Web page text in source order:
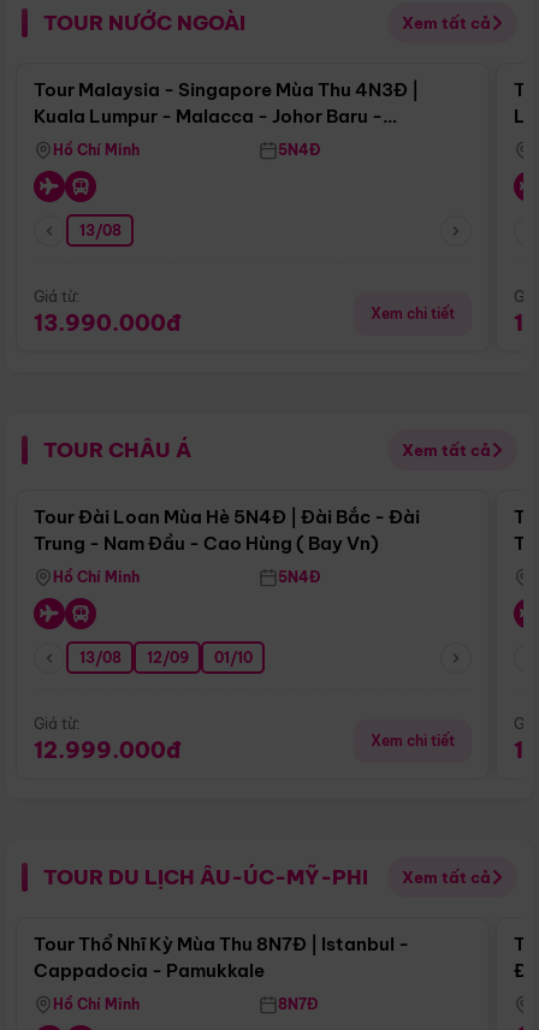
TOUR NƯỚC NGOÀI Xem tất cả
Điểm nổi bật
Tour Malaysia - Singapore Mùa Thu 4N3Đ |
Kuala Lumpur - Malacca - Johor Baru -
Singapore
Hồ Chí Minh 5N4Đ
13/08
Giá từ:
13.990.000đ Xem chi tiết
TOUR CHÂU Á Xem tất cả
Điểm nổi bật
Tour Đài Loan Mùa Hè 5N4Đ | Đài Bắc - Đài
Trung - Nam Đầu - Cao Hùng ( Bay Vn)
Hồ Chí Minh 5N4Đ
13/08 12/09 01/10
Giá từ:
12.999.000đ Xem chi tiết
TOUR DU LỊCH ÂU-ÚC-MỸ-PHI Xem tất cả
Điểm nổi bật
Tour Thổ Nhĩ Kỳ Mùa Thu 8N7Đ | Istanbul -
Cappadocia - Pamukkale
Hồ Chí Minh 8N7Đ